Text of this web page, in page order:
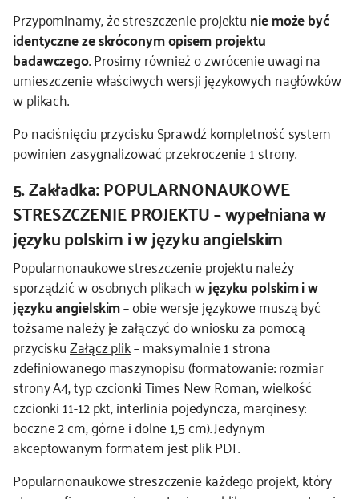
Przypominamy, że streszczenie projektunie może być
identyczne ze skróconym opisem projektu
badawczego. Prosimy również o zwrócenie uwagi na
umieszczenie właściwych wersji językowych nagłówków
w plikach.
Po naciśnięciu przyciskuSprawdź kompletnośćsystem
powinien zasygnalizować przekroczenie 1 strony.
5. Zakładka: POPULARNONAUKOWE
STRESZCZENIE PROJEKTU – wypełniana w
języku polskim i w języku angielskim
Popularnonaukowe streszczenie projektu należy
sporządzić w osobnych plikach wjęzyku polskim i w
języku angielskim– obie wersje językowe muszą być
tożsame należy je załączyć do wniosku za pomocą
przyciskuZałącz plik– maksymalnie 1 strona
zdefiniowanego maszynopisu (formatowanie: rozmiar
strony A4, typ czcionki Times New Roman, wielkość
czcionki 11-12 pkt, interlinia pojedyncza, marginesy:
boczne 2 cm, górne i dolne 1,5 cm). Jedynym
akceptowanym formatem jest plik PDF.
Popularnonaukowe streszczenie każdego projekt, który